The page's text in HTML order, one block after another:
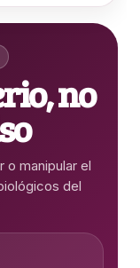
no
o manipular el
del